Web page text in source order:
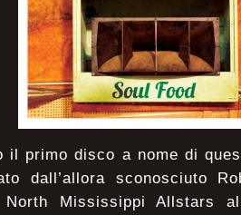
il primo disco a nome di
dall’allora sconosciuto
Mississippi Allstars